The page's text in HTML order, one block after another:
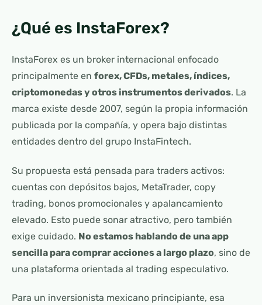
¿Qué es InstaForex?
InstaForex es un broker internacional enfocado
principalmente en forex, CFDs, metales, índices,
criptomonedas y otros instrumentos derivados. La
marca existe desde 2007, según la propia información
publicada por la compañía, y opera bajo distintas
entidades dentro del grupo InstaFintech.
Su propuesta está pensada para traders activos:
cuentas con depósitos bajos, MetaTrader, copy
trading, bonos promocionales y apalancamiento
elevado. Esto puede sonar atractivo, pero también
exige cuidado. No estamos hablando de una app
sencilla para comprar acciones a largo plazo, sino de
una plataforma orientada al trading especulativo.
Para un inversionista mexicano principiante, esa